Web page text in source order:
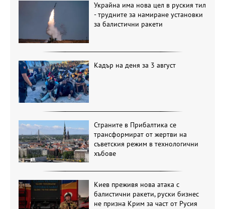
Украйна има нова цел в руския тил
- трудните за намиране установки
за балистични ракети
Кадър на деня за 3 август
Страните в Прибалтика се
трансформират от жертви на
съветския режим в технологични
хъбове
Киев преживя нова атака с
балистични ракети, руски бизнес
не призна Крим за част от Русия